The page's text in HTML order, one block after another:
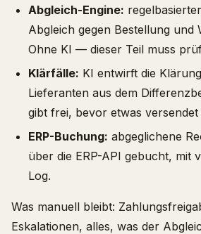
Abgleich-Engine:
Abgleich gegen Bestellung und
Ohne KI — dieser Teil muss
Klärfälle: KI entwirft die
Lieferanten aus dem
gibt frei, bevor etwas versendet
ERP-Buchung: abgeglichene
über die ERP-API gebucht, mit
Log.
Was manuell bleibt:
Eskalationen, alles, was der